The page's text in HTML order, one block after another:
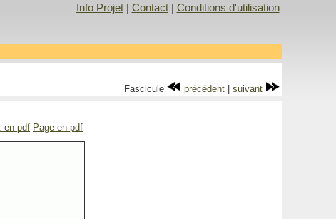
Info Projet| Contact| Conditions d'utilisation
Fascicule précédent| suivant
en pdf Page en pdf